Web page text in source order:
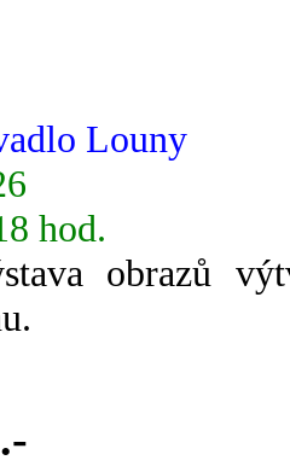
Louny
hod.
obrazů